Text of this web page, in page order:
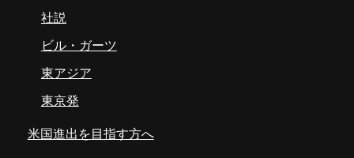
社説
ビル・ガーツ
東アジア
東京発
米国進出を目指す方へ